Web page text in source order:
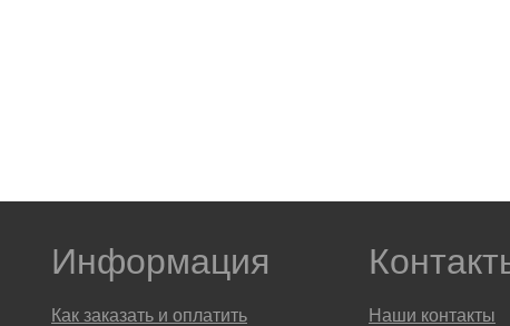
Информация
Как заказать и оплатить Наши контакты